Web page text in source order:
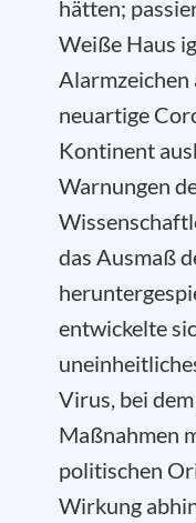
hätten;
Weiße Haus
Alarmzeichen
neuartige
Kontinent
Warnungen
das Ausmaß
entwickelte
Virus, bei
Maßnahmen
politischen
Wirkung